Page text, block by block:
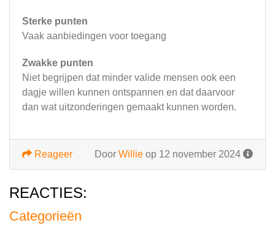
Categorieën
Sterke punten
Vaak aanbiedingen voor toegang
Zwakke punten
Niet begrijpen dat minder valide mensen ook een
dagje willen kunnen ontspannen en dat daarvoor
dan wat uitzonderingen gemaakt kunnen worden.
Door Willie op 12 november 2024
Reageer
REACTIES: